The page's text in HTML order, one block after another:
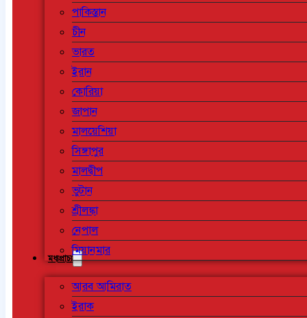
পাকিস্তান
চীন
ভারত
ইরান
কোরিয়া
জাপান
মালয়েশিয়া
সিঙ্গাপুর
মালদ্বীপ
ভুটান
শ্রীলঙ্কা
নেপাল
মিয়ানমার
মধ্যপ্রাচ্য
আরব আমিরাত
ইরাক